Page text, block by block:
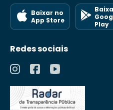
Baixar no
App Store
Play
Redes sociais